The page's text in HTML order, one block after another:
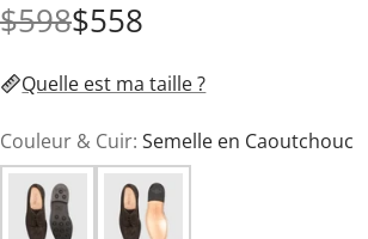
$598$558
Quelle est ma taille ?
Couleur & Cuir: Semelle en Caoutchouc